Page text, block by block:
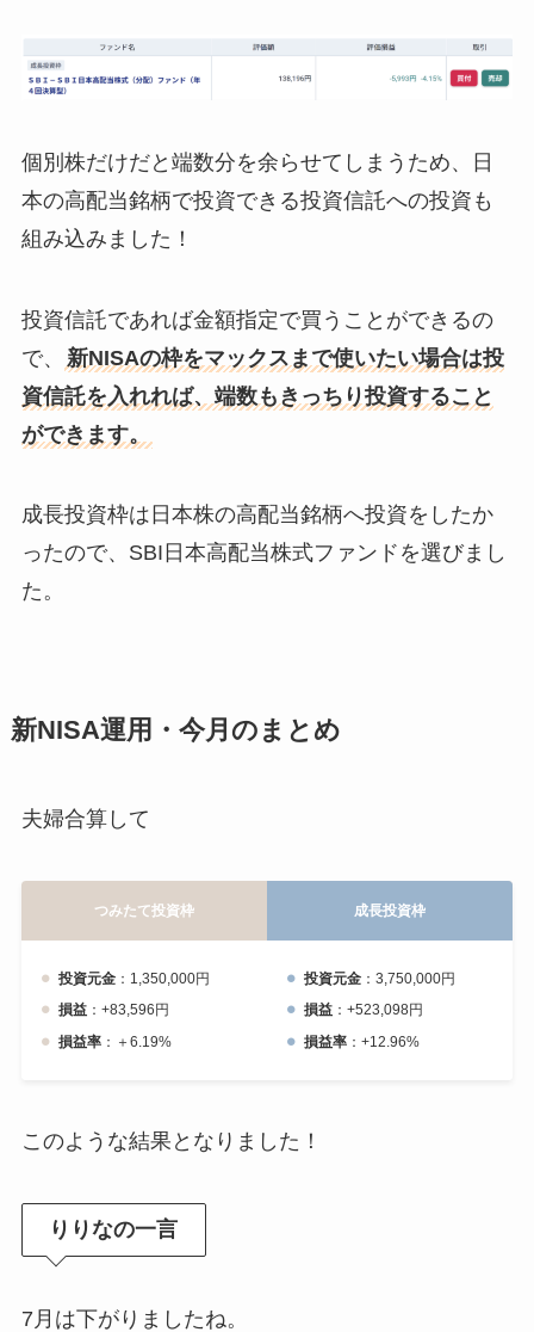
個別株だけだと端数分を余らせてしまうため、日
本の高配当銘柄で投資できる投資信託への投資も
組み込みました！
投資信託であれば金額指定で買うことができるの
で、
新NISAの枠をマックスまで使いたい場合は投
資信託を入れれば、端数もきっちり投資すること
ができます。
成長投資枠は日本株の高配当銘柄へ投資をしたか
ったので、SBI日本高配当株式ファンドを選びまし
た。
新NISA運用・今月のまとめ
夫婦合算して
つみたて投資枠 成長投資枠
投資元金 ：1,350,000円
損益 ：+83,596円
損益率 ：＋6.19%
投資元金 ：3,750,000円
損益 ：+523,098円
損益率 ：+12.96%
このような結果となりました！
りりなの一言
7月は下がりましたね。